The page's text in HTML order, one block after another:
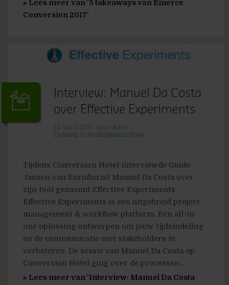
» Lees meer van '5 takeaways van Emerce
Conversion 2017'
Interview: Manuel Da Costa
over Effective Experiments
Kyra
Delsing
Praktijkinzichten
Tijdens Conversion Hotel interviewde Guido
Jansen van Euroflorist Manuel Da Costa over
zijn tool genaamd Effective Experiments.
Effective Experiments is een uitgebreid project
management & workflow platform. Een all-in-
one oplossing ontworpen om jouw tijdsindeling
en de communicatie met stakeholders te
verbeteren. De sessie van Manuel Da Costa op
Conversion Hotel ging over de processen,...
» Lees meer van 'Interview: Manuel Da Costa